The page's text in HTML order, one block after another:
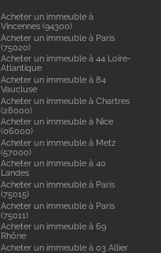
Acheter un immeuble à
Vincennes (94300)
Acheter un immeuble à Paris
(75020)
Acheter un immeuble à 44 Loire-
Atlantique
Acheter un immeuble à 84
Vaucluse
Acheter un immeuble à Chartres
(28000)
Acheter un immeuble à Nice
(06000)
Acheter un immeuble à Metz
(57000)
Acheter un immeuble à 40
Landes
Acheter un immeuble à Paris
(75015)
Acheter un immeuble à Paris
(75011)
Acheter un immeuble à 69
Rhône
Acheter un immeuble à 03 Allier